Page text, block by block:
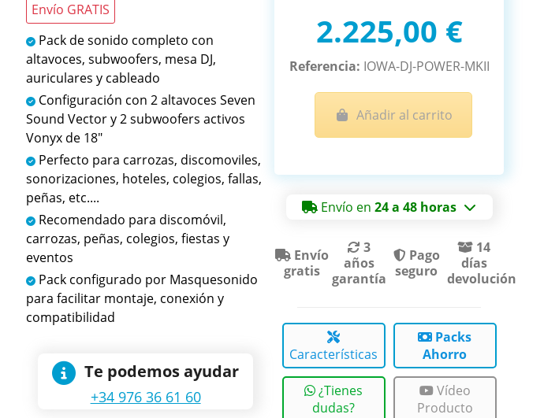
Envío GRATIS
Pack de sonido completo con
altavoces, subwoofers, mesa DJ,
auriculares y cableado
Configuración con 2 altavoces Seven
Sound Vector y 2 subwoofers activos
Vonyx de 18"
Perfecto para carrozas, discomoviles,
sonorizaciones, hoteles, colegios, fallas,
peñas, etc....
Recomendado para discomóvil,
carrozas, peñas, colegios, fiestas y
eventos
Pack configurado por Masquesonido
para facilitar montaje, conexión y
compatibilidad
Te podemos ayudar
+34 976 36 61 60
2.225,00 €
Referencia: IOWA-DJ-POWER-MKII
Añadir al carrito
Envío en24 a 48 horas
Envío
gratis
3
años
garantía
Pago
seguro
14
días
devolución
Características
Packs
Ahorro
¿Tienes
dudas?
Vídeo
Producto